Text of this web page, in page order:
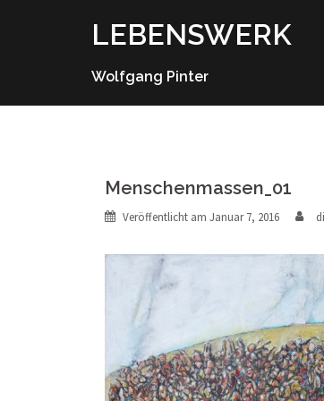
LEBENSWERK
Wolfgang Pinter
Menschenmassen_01
Veröffentlicht am Januar 7, 2016